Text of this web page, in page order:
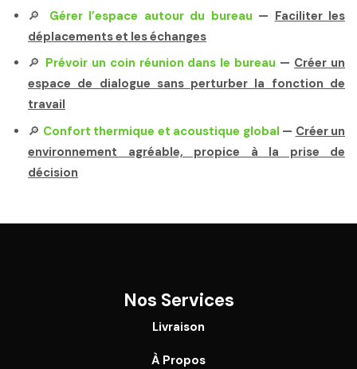
🔎 Gérer l’espace autour du bureau — Faciliter les
déplacements et les échanges
🔎 Prévoir un coin réunion dans le bureau — Créer un
espace de dialogue sans perturber la fonction de
travail
🔎 Confort thermique et acoustique global — Créer un
environnement agréable, propice à la prise de
décision
Nos Services
Livraison
À Propos